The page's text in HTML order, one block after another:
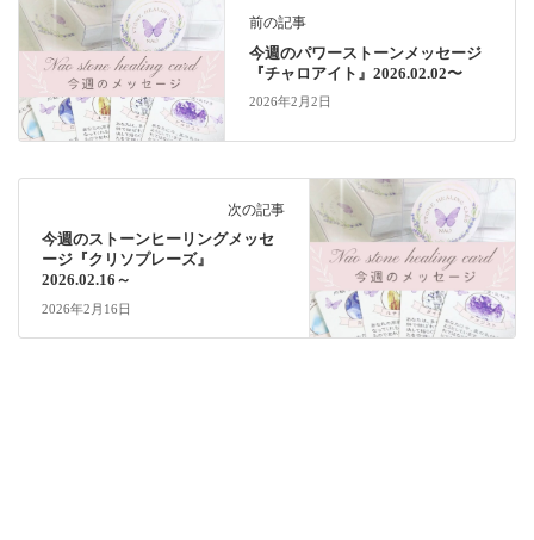
前の記事
今週のパワーストーンメッセージ
『チャロアイト』2026.02.02〜
2026年2月2日
次の記事
今週のストーンヒーリングメッセ
ージ『クリソプレーズ』
2026.02.16～
2026年2月16日